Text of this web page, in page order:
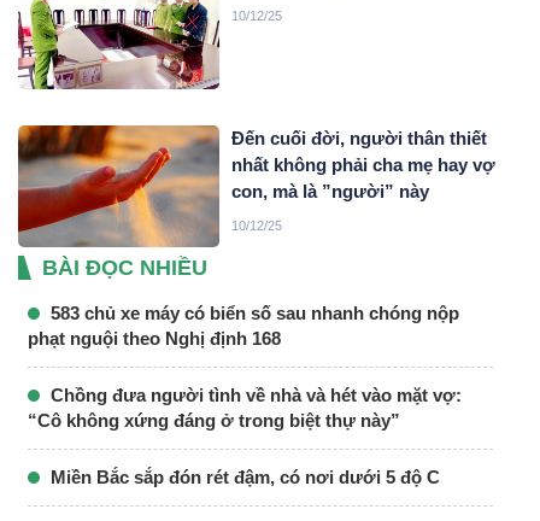
10/12/25
Đến cuối đời, người thân thiết
nhất không phải cha mẹ hay vợ
con, mà là ”người” này
10/12/25
BÀI ĐỌC NHIỀU
583 chủ xe máy có biển số sau nhanh chóng nộp
phạt nguội theo Nghị định 168
Chồng đưa người tình về nhà và hét vào mặt vợ:
“Cô không xứng đáng ở trong biệt thự này”
Miền Bắc sắp đón rét đậm, có nơi dưới 5 độ C